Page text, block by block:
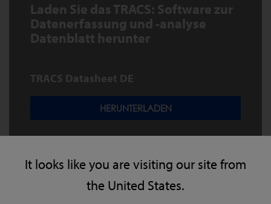
It looks like you are visiting our site from
the United States.
Laden Sie das TRACS: Software zur
Datenerfassung und -analyse
Datenblatt herunter
TRACS Datasheet DE
HERUNTERLADEN